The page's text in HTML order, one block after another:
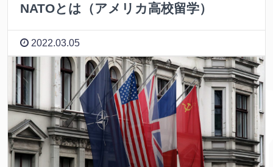
NATOとは（アメリカ高校留学）
2022.03.05